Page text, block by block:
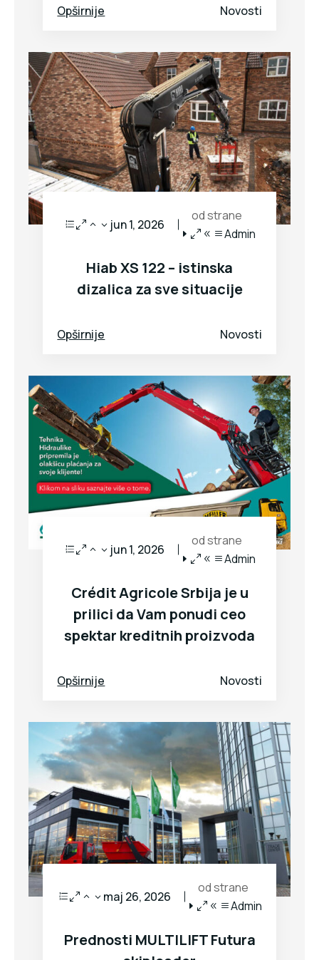
Novosti
Opširnije
Hiab XS 122 – istinska
dizalica za sve situacije
od strane
Admin
jun 1, 2026
Novosti
Opširnije
Crédit Agricole Srbija je u
prilici da Vam ponudi ceo
spektar kreditnih proizvoda
od strane
Admin
jun 1, 2026
Novosti
Opširnije
Prednosti MULTILIFT Futura
od strane
Admin
maj 26, 2026